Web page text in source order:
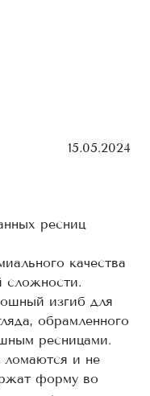
15.05.2024
ресниц
качества
сложности.
изгиб для
обрамленного
ресницами.
ломаются и не
форму во